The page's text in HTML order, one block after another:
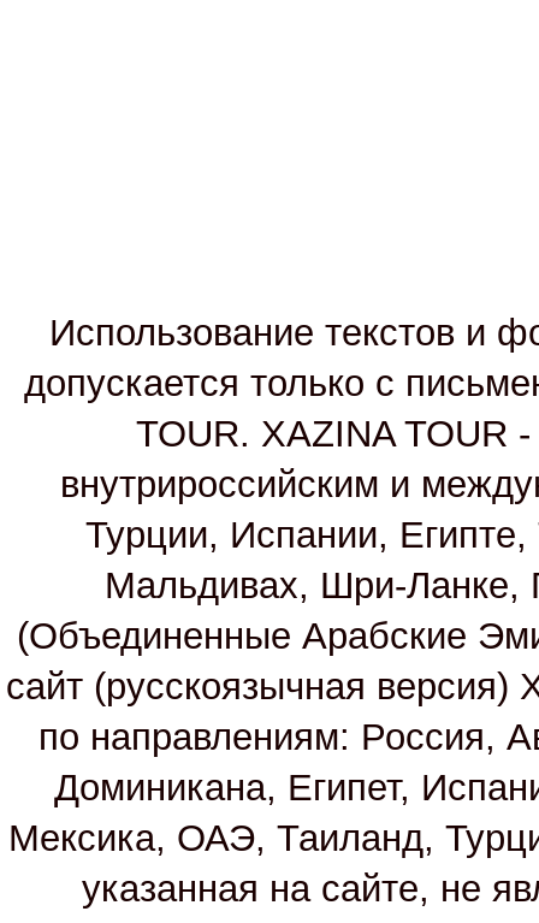
Использование текстов и
допускается только с
TOUR. XAZINA TOUR -
внутрироссийским и
Турции, Испании,
Мальдивах, Шри-Ланке,
(Объединенные Арабские
сайт (русскоязычная
по направлениям: Россия,
Доминикана, Египет,
Мексика, ОАЭ, Таиланд,
указанная на сайте, не